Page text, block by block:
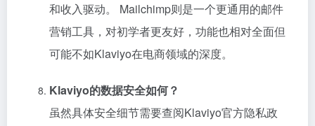
和收入驱动。 Mailchimp则是一个更通用的邮件
营销工具，对初学者更友好，功能也相对全面但
可能不如Klaviyo在电商领域的深度。
Klaviyo的数据安全如何？
虽然具体安全细节需要查阅Klaviyo官方隐私政